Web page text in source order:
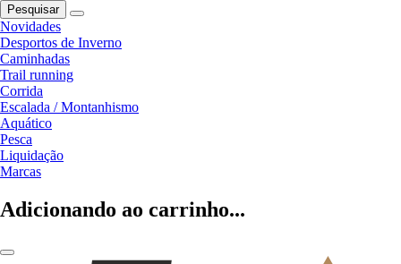
Pesquisar
Novidades
Desportos de Inverno
Caminhadas
Trail running
Corrida
Escalada / Montanhismo
Aquático
Pesca
Liquidação
Marcas
Adicionando ao carrinho...